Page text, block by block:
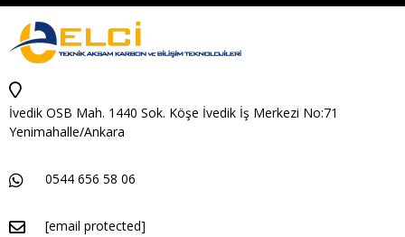
İvedik OSB Mah. 1440 Sok. Köşe İvedik İş Merkezi No:71
Yenimahalle/Ankara
0544 656 58 06
[email protected]